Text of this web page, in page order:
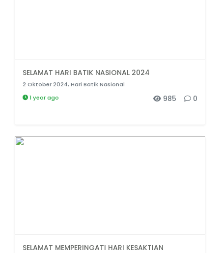
SELAMAT HARI BATIK NASIONAL 2024
2 Oktober 2024, Hari Batik Nasional
1 year ago
0
985
SELAMAT MEMPERINGATI HARI KESAKTIAN